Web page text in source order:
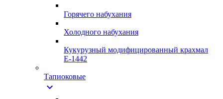
Горячего набухания
Холодного набухания
Кукурузный модифицированный крахмал
Е-1442
Тапиоковые
expand_more